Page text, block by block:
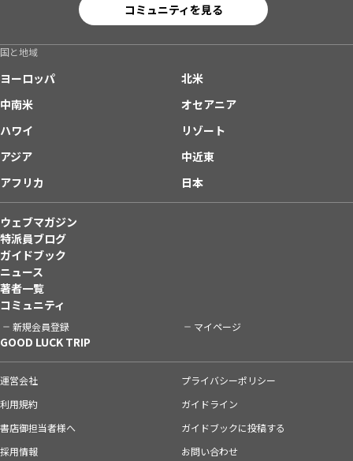
コミュニティを見る
国と地域
ヨーロッパ
北米
中南米
オセアニア
ハワイ
リゾート
アジア
中近東
アフリカ
日本
ウェブマガジン
特派員ブログ
ガイドブック
ニュース
著者一覧
コミュニティ
新規会員登録 マイページ
GOOD LUCK TRIP
運営会社
プライバシーポリシー
利用規約
ガイドライン
書店御担当者様へ
ガイドブックに投稿する
採用情報
お問い合わせ